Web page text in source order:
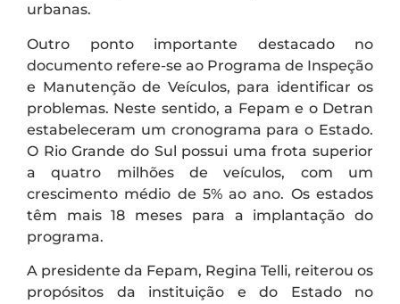
urbanas.
Outro ponto importante destacado no
documento refere-se ao Programa de Inspeção
e Manutenção de Veículos, para identificar os
problemas. Neste sentido, a Fepam e o Detran
estabeleceram um cronograma para o Estado.
O Rio Grande do Sul possui uma frota superior
a quatro milhões de veículos, com um
crescimento médio de 5% ao ano. Os estados
têm mais 18 meses para a implantação do
programa.
A presidente da Fepam, Regina Telli, reiterou os
propósitos da instituição e do Estado no